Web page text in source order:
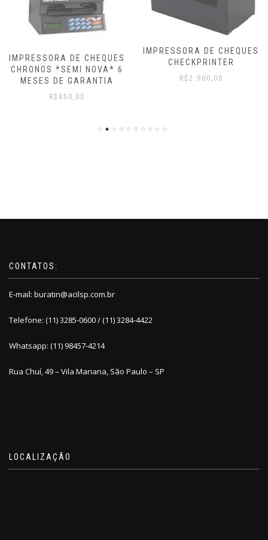
IMPRESSORA DE CHEQUES
CHRONOS *SEMI NOVA* 6
MESES DE GARANTIA
R$ 850,00
IMPRESSORA DE CHEQUES
CHECKPRINTER
R$ 2.900,00
CONTATOS:
E-mail: buratin@acilsp.com.br
Telefone: (11) 3285-0600 / (11) 3284-4422
Whatsapp: (11) 98457-4214
Rua Chuí, 49 – Vila Mariana, São Paulo – SP
LOCALIZAÇÃO